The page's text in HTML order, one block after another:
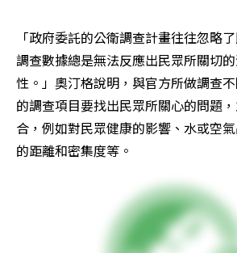
「政府委託的公衛調查計畫往往忽略
調查數據總是無法反應出民眾所關切
性。」奧汀格說明，與官方所做調查
的調查項目要找出民眾所關心的問題
合，例如對民眾健康的影響、水或空
的距離和密集度等。